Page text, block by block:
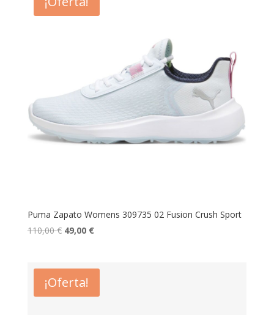
75,00 €.
Puma Zapato Womens 309735 02 Fusion Crush Sport
110,00€ El
era:
110,00 €.
49,00 €El
es:
¡Oferta!